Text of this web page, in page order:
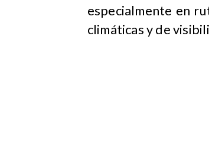
especialmente en
climáticas y de